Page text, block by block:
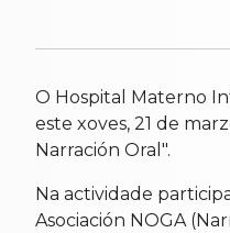
O Hospital Materno
este xoves, 21 de
Narración Oral".
Na actividade
Asociación NOGA